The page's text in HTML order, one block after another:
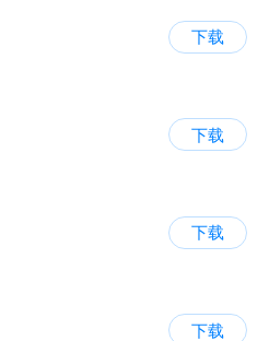
下载
下载
下载
下载